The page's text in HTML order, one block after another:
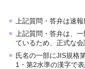
上記質問・答弁は速報
上記質問・答弁は、
ているため、正式な会
氏名の一部にJIS規格
1・第2水準の漢字で